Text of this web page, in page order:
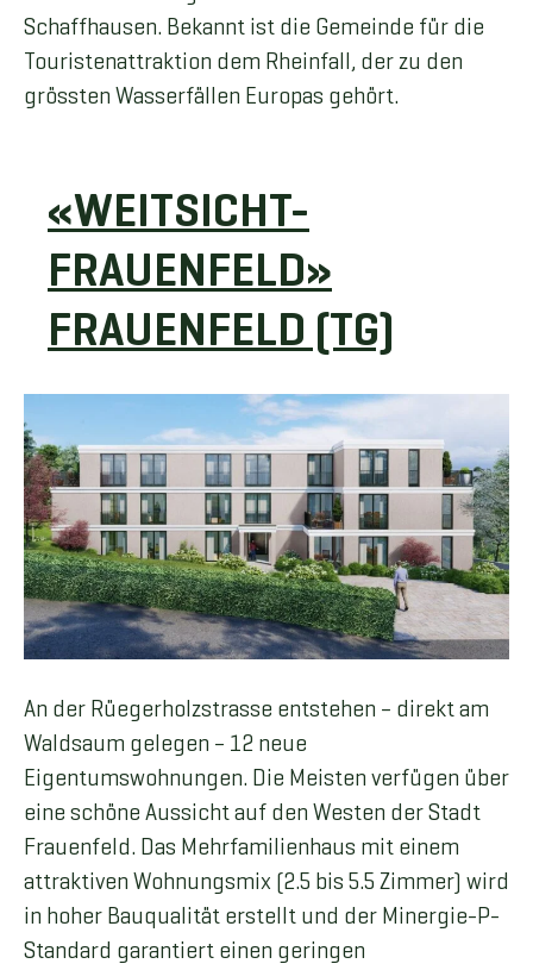
Schaffhausen. Bekannt ist die Gemeinde für die
Touristenattraktion dem Rheinfall, der zu den
grössten Wasserfällen Europas gehört.
«WEITSICHT-
FRAUENFELD»
FRAUENFELD (TG)
An der Rüegerholzstrasse entstehen – direkt am
Waldsaum gelegen – 12 neue
Eigentumswohnungen. Die Meisten verfügen über
eine schöne Aussicht auf den Westen der Stadt
Frauenfeld. Das Mehrfamilienhaus mit einem
attraktiven Wohnungsmix (2.5 bis 5.5 Zimmer) wird
in hoher Bauqualität erstellt und der Minergie-P-
Standard garantiert einen geringen